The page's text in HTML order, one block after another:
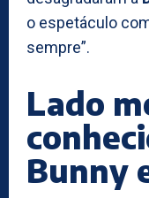
o espetáculo
sempre”.
Lado
Bunny